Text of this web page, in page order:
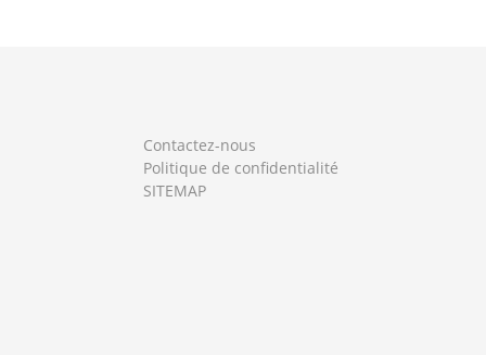
Contactez-nous
Politique de confidentialité
SITEMAP